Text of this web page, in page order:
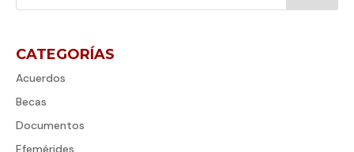
CATEGORÍAS
Acuerdos
Becas
Documentos
Efemérides